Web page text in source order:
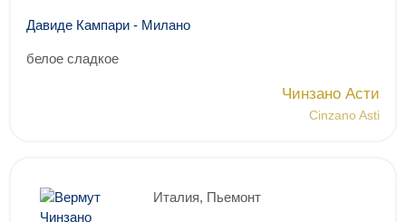
Давиде Кампари - Милано
белое сладкое
Чинзано Асти
Cinzano Asti
Италия, Пьемонт